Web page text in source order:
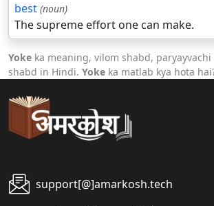
best (noun)
The supreme effort one can make.
Yoke ka meaning, vilom shabd,
shabd in Hindi. Yoke ka matlab kya hota
support[@]amarkosh.tech